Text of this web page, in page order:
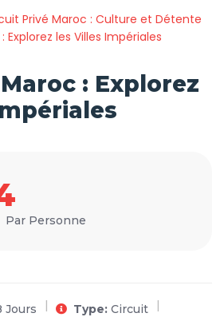
Privé Maroc : Culture et Détente
les Villes Impériales
: Explorez
Par Personne
Jours Type: Circuit